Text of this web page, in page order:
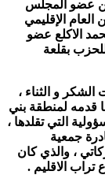
من عضو المجلس
العام الإقليمي
الاكلع عضو
بقلعة
الشكر و الثناء ،
قدمه لمنطقة بني
التي تقلدها ،
جمعية
، والذي كان
الاقليم .